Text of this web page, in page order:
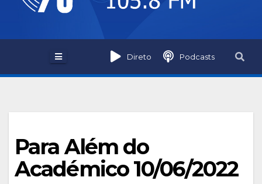
Direto Podcasts
Para Além do
Académico 10/06/2022